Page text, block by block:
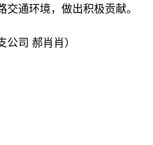
通环境，做出积极贡献。
公司 郝肖肖）